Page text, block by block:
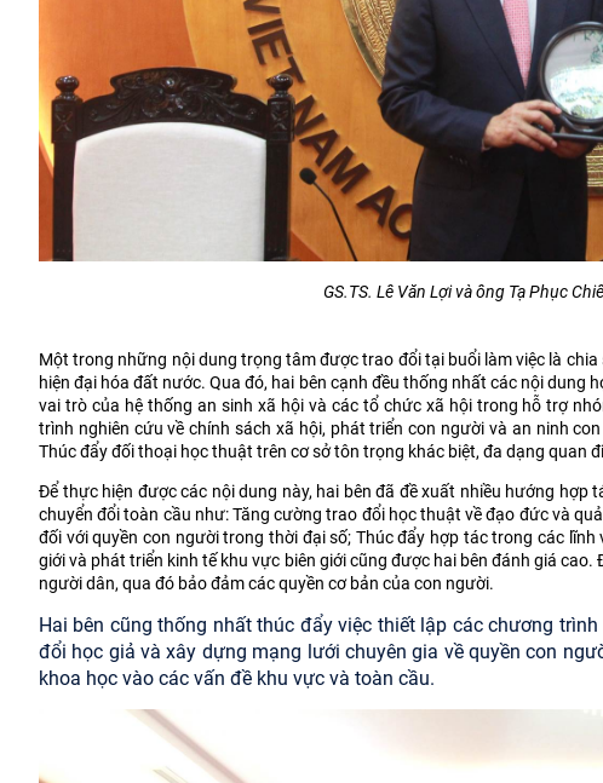
GS.TS. Lê Văn Lợi và ông Tạ Phục
Một trong những nội dung trọng tâm được trao đổi tại buổi làm việc là
hiện đại hóa đất nước. Qua đó, hai bên cạnh đều thống nhất các nội
vai trò của hệ thống an sinh xã hội và các tổ chức xã hội trong hỗ trợ
trình nghiên cứu về chính sách xã hội, phát triển con người và an ninh
Thúc đẩy đối thoại học thuật trên cơ sở tôn trọng khác biệt, đa dạng quan
Để thực hiện được các nội dung này, hai bên đã đề xuất nhiều hướng
chuyển đổi toàn cầu như: Tăng cường trao đổi học thuật về đạo đức và
đối với quyền con người trong thời đại số; Thúc đẩy hợp tác trong các
giới và phát triển kinh tế khu vực biên giới cũng được hai bên đánh giá
người dân, qua đó bảo đảm các quyền cơ bản của con người.
Hai bên cũng thống nhất thúc đẩy việc thiết lập các chương
đổi học giả và xây dựng mạng lưới chuyên gia về quyền con
khoa học vào các vấn đề khu vực và toàn cầu.